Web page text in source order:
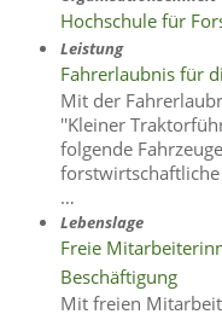
Hochschule für
Leistung
Fahrerlaubnis für
Mit der
''Kleiner
folgende
…
Lebenslage
Freie
Beschäftigung
Mit freien